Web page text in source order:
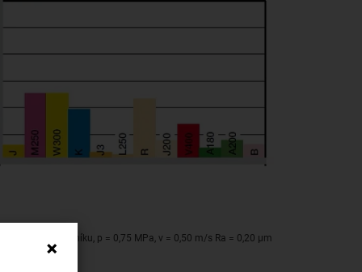
eloxovaného hliníku, p = 0,75 MPa, v = 0,50 m/s Ra = 0,20 μm